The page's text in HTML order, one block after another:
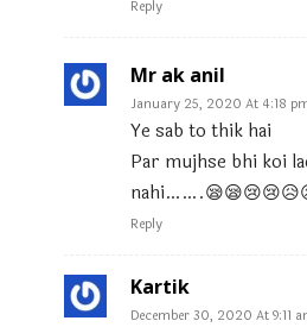
Reply
Mr ak anil
January 25, 2020 At 4:18
Ye sab to thik hai
Par mujhse bhi koi
Reply
Kartik
December 30, 2020 At 9:11